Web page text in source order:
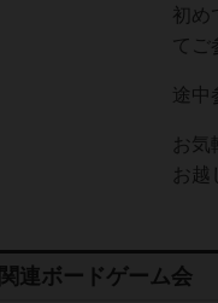
初め
てご
途中
お気
お越
関連ボードゲーム会